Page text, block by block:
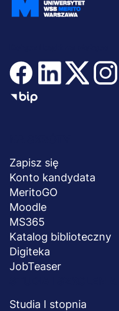
stopka
Zapisz się
Konto kandydata
MeritoGO
Moodle
MS365
Katalog biblioteczny
Digiteka
JobTeaser
Studia I stopnia